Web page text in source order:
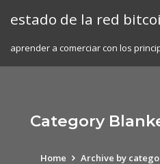
estado de la red
aprender a comerciar con los
Category
Home Archive by